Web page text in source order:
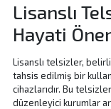
Lisanslı
Hayati
Lisanslı telsizler,
tahsis edilmiş bir
cihazlarıdır. Bu
düzenleyici kurumlar